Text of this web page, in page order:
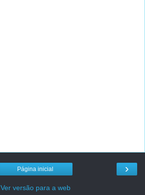
›
Página inicial
Ver versão para a web